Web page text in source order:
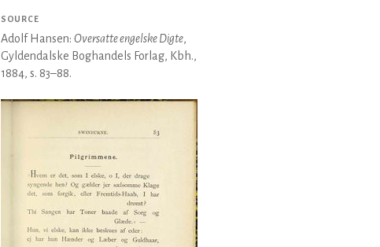
SOURCE
Adolf Hansen: Oversatte engelske Digte,
Gyldendalske Boghandels Forlag, Kbh.,
1884, s. 83–88.